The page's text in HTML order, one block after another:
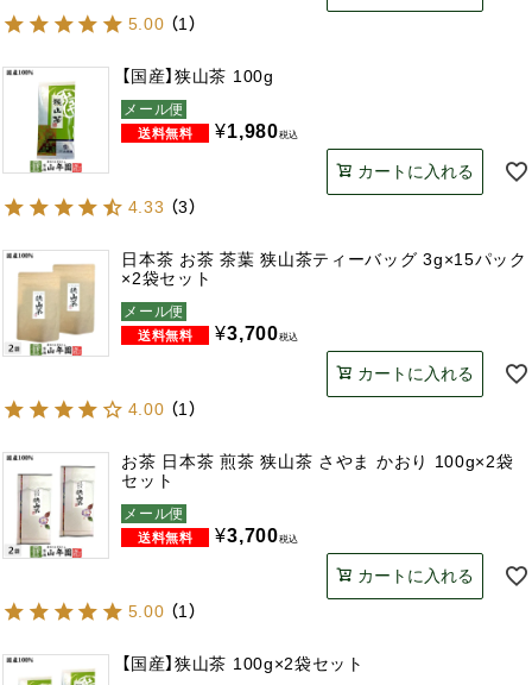
5.00 （1）
【国産】狭山茶 100g
メール便
¥1,980税込
カートに入れる
4.33 （3）
日本茶 お茶 茶葉 狭山茶ティーバッグ 3g×15パック
×2袋セット
メール便
¥3,700税込
カートに入れる
4.00 （1）
お茶 日本茶 煎茶 狭山茶 さやま かおり 100g×2袋
セット
メール便
¥3,700税込
カートに入れる
5.00 （1）
【国産】狭山茶 100g×2袋セット